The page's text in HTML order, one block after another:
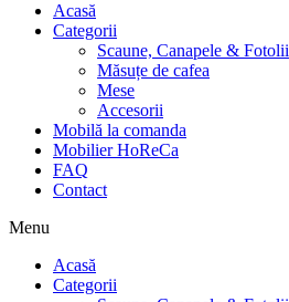
Acasă
Categorii
Scaune, Canapele & Fotolii
Măsuțe de cafea
Mese
Accesorii
Mobilă la comanda
Mobilier HoReCa
FAQ
Contact
Menu
Acasă
Categorii